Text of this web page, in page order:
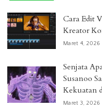
Cara Edit
Kreator
Maret 4, 2026
Senjata
Susanoo
Kekuatan
Maret 3, 2026